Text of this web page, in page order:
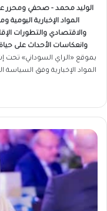
الوليد محمد - صحفي ومحرر
المواد الإخبارية اليومية
والاقتصادي والتطورات
وانعكاسات الأحداث على
بموقع «الراي السوداني» تحت
المواد الإخبارية وفق
لمياء
كمال
ساتي
تقفز
أول